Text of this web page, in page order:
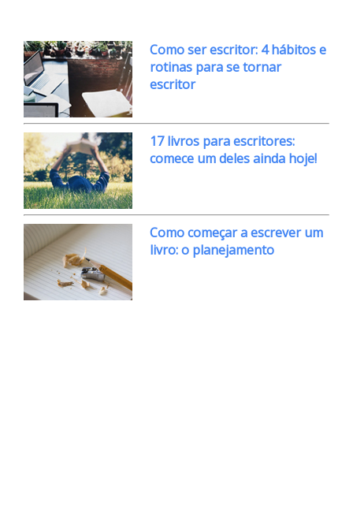
Como ser escritor: 4 hábitos e
rotinas para se tornar
escritor
17 livros para escritores:
comece um deles ainda hoje!
Como começar a escrever um
livro: o planejamento